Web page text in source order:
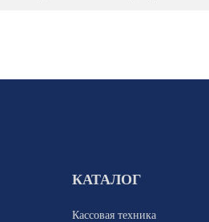
КАТАЛОГ
Кассовая техника